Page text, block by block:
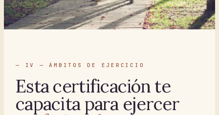
— IV — ÁMBITOS DE EJERCICIO
Esta certificación te
capacita para ejercer